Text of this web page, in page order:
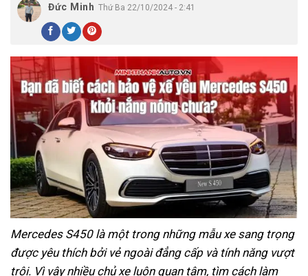
Đức Minh Thứ Ba 22/10/2024 - 2:41
Mercedes S450 là một trong những mẫu xe sang trọng
được yêu thích bởi vẻ ngoài đẳng cấp và tính năng vượt
trội. Vì vậy nhiều chủ xe luôn quan tâm, tìm cách làm